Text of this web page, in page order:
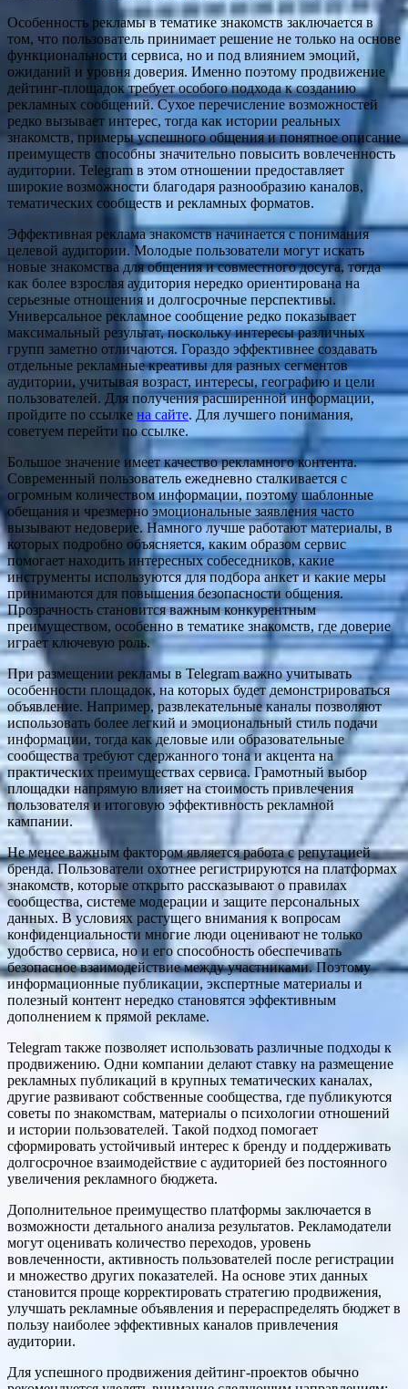
Особенность рекламы в тематике знакомств заключается в
том, что пользователь принимает решение не только на основе
функциональности сервиса, но и под влиянием эмоций,
ожиданий и уровня доверия. Именно поэтому продвижение
дейтинг-площадок требует особого подхода к созданию
рекламных сообщений. Сухое перечисление возможностей
редко вызывает интерес, тогда как истории реальных
знакомств, примеры успешного общения и понятное описание
преимуществ способны значительно повысить вовлеченность
аудитории. Telegram в этом отношении предоставляет
широкие возможности благодаря разнообразию каналов,
тематических сообществ и рекламных форматов.
Эффективная реклама знакомств начинается с понимания
целевой аудитории. Молодые пользователи могут искать
новые знакомства для общения и совместного досуга, тогда
как более взрослая аудитория нередко ориентирована на
серьезные отношения и долгосрочные перспективы.
Универсальное рекламное сообщение редко показывает
максимальный результат, поскольку интересы различных
групп заметно отличаются. Гораздо эффективнее создавать
отдельные рекламные креативы для разных сегментов
аудитории, учитывая возраст, интересы, географию и цели
пользователей. Для получения расширенной информации,
пройдите по ссылке на сайте. Для лучшего понимания,
советуем перейти по ссылке.
Большое значение имеет качество рекламного контента.
Современный пользователь ежедневно сталкивается с
огромным количеством информации, поэтому шаблонные
обещания и чрезмерно эмоциональные заявления часто
вызывают недоверие. Намного лучше работают материалы, в
которых подробно объясняется, каким образом сервис
помогает находить интересных собеседников, какие
инструменты используются для подбора анкет и какие меры
принимаются для повышения безопасности общения.
Прозрачность становится важным конкурентным
преимуществом, особенно в тематике знакомств, где доверие
играет ключевую роль.
При размещении рекламы в Telegram важно учитывать
особенности площадок, на которых будет демонстрироваться
объявление. Например, развлекательные каналы позволяют
использовать более легкий и эмоциональный стиль подачи
информации, тогда как деловые или образовательные
сообщества требуют сдержанного тона и акцента на
практических преимуществах сервиса. Грамотный выбор
площадки напрямую влияет на стоимость привлечения
пользователя и итоговую эффективность рекламной
кампании.
Не менее важным фактором является работа с репутацией
бренда. Пользователи охотнее регистрируются на платформах
знакомств, которые открыто рассказывают о правилах
сообщества, системе модерации и защите персональных
данных. В условиях растущего внимания к вопросам
конфиденциальности многие люди оценивают не только
удобство сервиса, но и его способность обеспечивать
безопасное взаимодействие между участниками. Поэтому
информационные публикации, экспертные материалы и
полезный контент нередко становятся эффективным
дополнением к прямой рекламе.
Telegram также позволяет использовать различные подходы к
продвижению. Одни компании делают ставку на размещение
рекламных публикаций в крупных тематических каналах,
другие развивают собственные сообщества, где публикуются
советы по знакомствам, материалы о психологии отношений
и истории пользователей. Такой подход помогает
сформировать устойчивый интерес к бренду и поддерживать
долгосрочное взаимодействие с аудиторией без постоянного
увеличения рекламного бюджета.
Дополнительное преимущество платформы заключается в
возможности детального анализа результатов. Рекламодатели
могут оценивать количество переходов, уровень
вовлеченности, активность пользователей после регистрации
и множество других показателей. На основе этих данных
становится проще корректировать стратегию продвижения,
улучшать рекламные объявления и перераспределять бюджет в
пользу наиболее эффективных каналов привлечения
аудитории.
Для успешного продвижения дейтинг-проектов обычно